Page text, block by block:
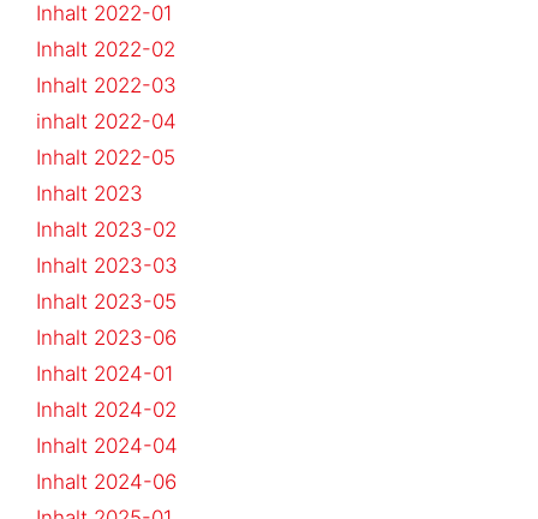
Inhalt 2022-01
Inhalt 2022-02
Inhalt 2022-03
inhalt 2022-04
Inhalt 2022-05
Inhalt 2023
Inhalt 2023-02
Inhalt 2023-03
Inhalt 2023-05
Inhalt 2023-06
Inhalt 2024-01
Inhalt 2024-02
Inhalt 2024-04
Inhalt 2024-06